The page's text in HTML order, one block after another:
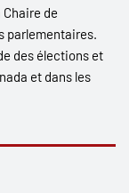
de
parlementaires.
des élections et
et dans les